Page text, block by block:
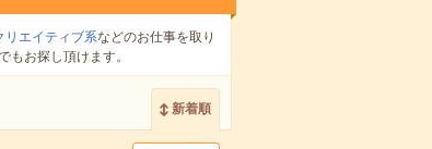
リエイティブ系などのお仕事を取り
もお探し頂けます。
新着順